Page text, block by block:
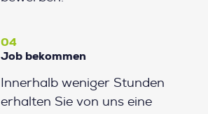
04
Job bekommen
Innerhalb weniger Stunden
erhalten Sie von uns eine